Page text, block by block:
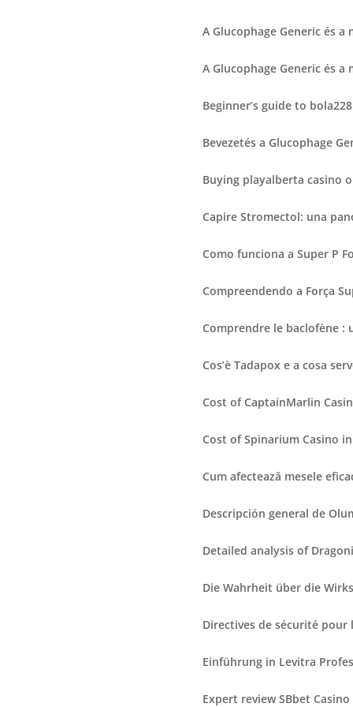
A Glucophage Generic és
A Glucophage Generic és
Beginner’s guide to
Bevezetés a Glucophage
Buying playalberta casino
Capire Stromectol: una
Como funciona a Super P
Compreendendo a Força
Comprendre le baclofène
Cos’è Tadapox e a cosa
Cost of CaptainMarlin
Cost of Spinarium Casino
Cum afectează mesele
Descripción general de
Detailed analysis of
Die Wahrheit über die
Directives de sécurité pour
Einführung in Levitra
Expert review SBbet